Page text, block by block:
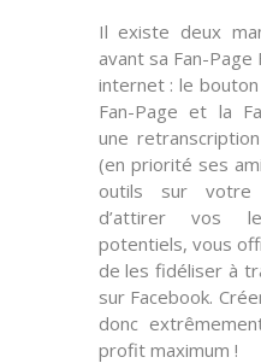
Il existe deux
avant sa Fan-
internet : le
Fan-Page et la
une
(en priorité ses
outils sur
d’attirer vos
potentiels, vous
de lesfidéliser à
sur Facebook.
donc
profit maximum !